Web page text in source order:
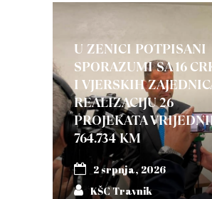
U ZENICI POTPISANI
SPORAZUMI SA 16
I VJERSKIH
REALIZACIJU 26
PROJEKATA
764.734 KM
2 srpnja, 2026
KŠC Travnik